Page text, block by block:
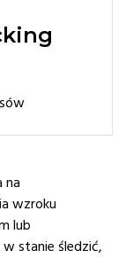
na
wzroku
lub
stanie śledzić,